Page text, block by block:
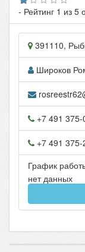
- Рейтинг 1 из 5
391110,
Широков
+7 491 375-
+7 491
График
нет данных